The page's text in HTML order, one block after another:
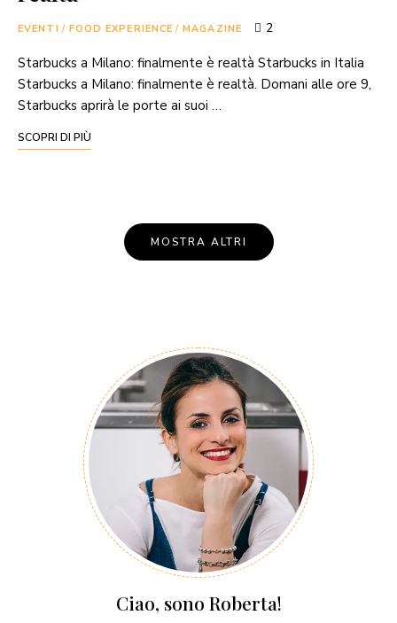
EVENTI / FOOD EXPERIENCE / MAGAZINE 2
Starbucks a Milano: finalmente è realtà Starbucks in Italia
Starbucks a Milano: finalmente è realtà. Domani alle ore 9,
Starbucks aprirà le porte ai suoi …
SCOPRI DI PIÙ
MOSTRA ALTRI
Ciao, sono Roberta!